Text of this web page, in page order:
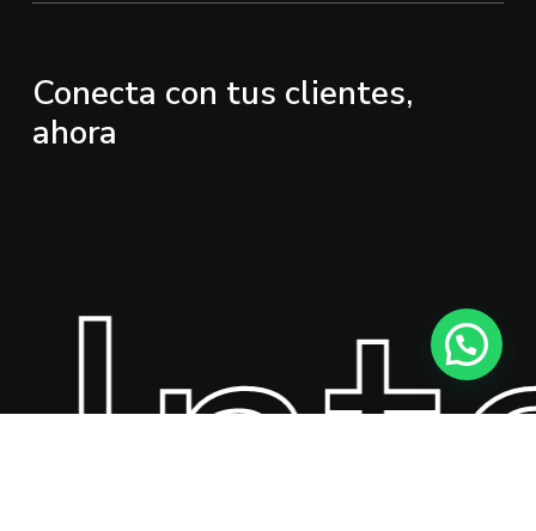
Conecta con tus clientes,
ahora